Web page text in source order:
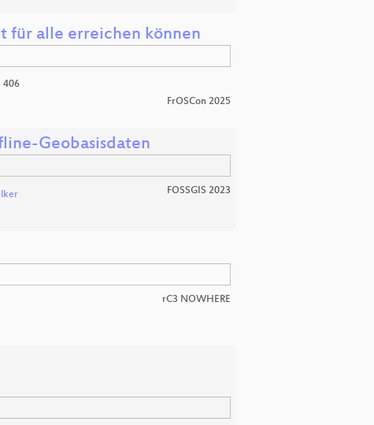
alle erreichen können
406
FrOSCon 2025
Geobasisdaten
FOSSGIS 2023
rC3 NOWHERE